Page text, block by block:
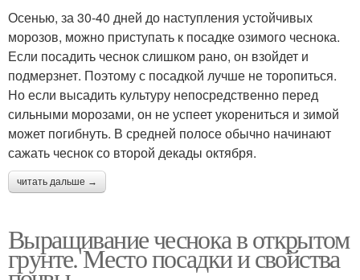
Осенью, за 30-40 дней до наступления устойчивых
морозов, можно приступать к посадке озимого чеснока.
Если посадить чеснок слишком рано, он взойдет и
подмерзнет. Поэтому с посадкой лучше не торопиться.
Но если высадить культуру непосредственно перед
сильными морозами, он не успеет укорениться и зимой
может погибнуть. В средней полосе обычно начинают
сажать чеснок со второй декады октября.
читать дальше →
Выращивание чеснока в открытом
грунте. Место посадки и свойства